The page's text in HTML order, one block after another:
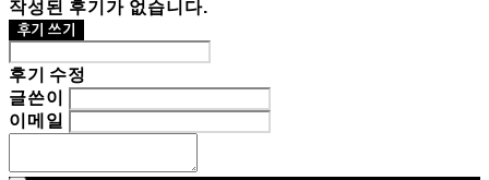
작성된 후기가 없습니다.
후기 쓰기
후기 수정
글쓴이
이메일